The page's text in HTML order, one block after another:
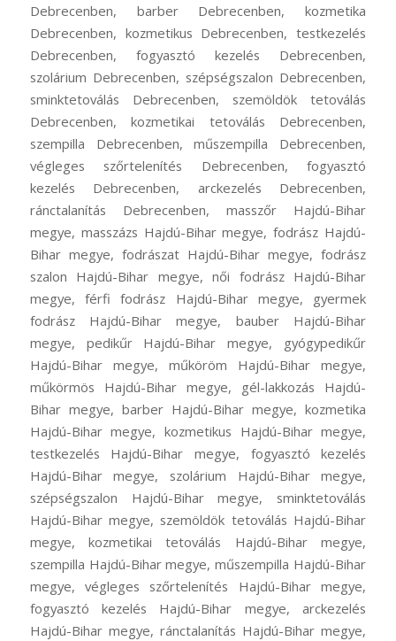
Debrecenben, barber Debrecenben, kozmetika
Debrecenben, kozmetikus Debrecenben, testkezelés
Debrecenben, fogyasztó kezelés Debrecenben,
szolárium Debrecenben, szépségszalon Debrecenben,
sminktetoválás Debrecenben, szemöldök tetoválás
Debrecenben, kozmetikai tetoválás Debrecenben,
szempilla Debrecenben, műszempilla Debrecenben,
végleges szőrtelenítés Debrecenben, fogyasztó
kezelés Debrecenben, arckezelés Debrecenben,
ránctalanítás Debrecenben, masszőr Hajdú-Bihar
megye, masszázs Hajdú-Bihar megye, fodrász Hajdú-
Bihar megye, fodrászat Hajdú-Bihar megye, fodrász
szalon Hajdú-Bihar megye, női fodrász Hajdú-Bihar
megye, férfi fodrász Hajdú-Bihar megye, gyermek
fodrász Hajdú-Bihar megye, bauber Hajdú-Bihar
megye, pedikűr Hajdú-Bihar megye, gyógypedikűr
Hajdú-Bihar megye, műköröm Hajdú-Bihar megye,
műkörmös Hajdú-Bihar megye, gél-lakkozás Hajdú-
Bihar megye, barber Hajdú-Bihar megye, kozmetika
Hajdú-Bihar megye, kozmetikus Hajdú-Bihar megye,
testkezelés Hajdú-Bihar megye, fogyasztó kezelés
Hajdú-Bihar megye, szolárium Hajdú-Bihar megye,
szépségszalon Hajdú-Bihar megye, sminktetoválás
Hajdú-Bihar megye, szemöldök tetoválás Hajdú-Bihar
megye, kozmetikai tetoválás Hajdú-Bihar megye,
szempilla Hajdú-Bihar megye, műszempilla Hajdú-Bihar
megye, végleges szőrtelenítés Hajdú-Bihar megye,
fogyasztó kezelés Hajdú-Bihar megye, arckezelés
Hajdú-Bihar megye, ránctalanítás Hajdú-Bihar megye,